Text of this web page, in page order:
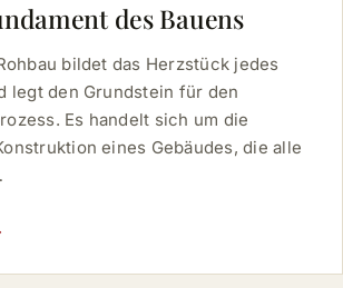
des Bauens
bildet das Herzstück jedes
legt den Grundstein für den
Es handelt sich um die
eines Gebäudes, die alle